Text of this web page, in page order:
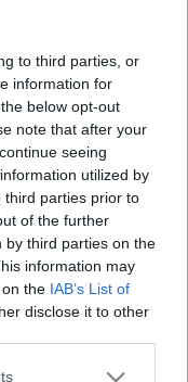
to third parties, or
information for
below opt-out
note that after your
seeing
utilized by
third parties prior to
of the further
by third parties on the
information may
the IAB’s List of
disclose it to other
or more Google
nem osztott
idejéről, csupán
részt
az építési és
mondja